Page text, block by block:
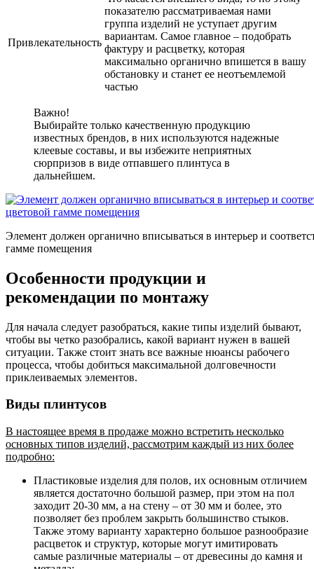
Привлекательность
показателю рассматриваемая нами
группа изделий не уступает другим
вариантам. Самое главное – подобрать
фактуру и расцветку, которая
максимально органично впишется в вашу
обстановку и станет ее неотъемлемой
частью
Важно!
Выбирайте только качественную продукцию
известных брендов, в них используются надежные
клеевые составы, и вы избежите неприятных
сюрпризов в виде отпавшего плинтуса в
дальнейшем.
Элемент должен органично вписываться в интерьер и
гамме помещения
Особенности продукции и
рекомендации по монтажу
Для начала следует разобраться, какие типы изделий бывают,
чтобы вы четко разобрались, какой вариант нужен в вашей
ситуации. Также стоит знать все важные нюансы рабочего
процесса, чтобы добиться максимальной долговечности
приклеиваемых элементов.
Виды плинтусов
В настоящее время в продаже можно встретить несколько
основных типов изделий, рассмотрим каждый из них более
подробно:
Пластиковые изделия для полов, их основным отличием
является достаточно большой размер, при этом на пол
заходит 20-30 мм, а на стену – от 30 мм и более, это
позволяет без проблем закрыть большинство стыков.
Также этому варианту характерно большое разнообразие
расцветок и структур, которые могут имитировать
самые различные материалы – от древесины до камня и